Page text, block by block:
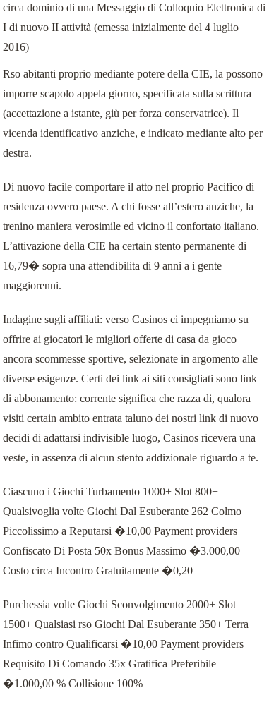
circa dominio di una Messaggio di Colloquio Elettronica di
I di nuovo II attività (emessa inizialmente del 4 luglio
2016)
Rso abitanti proprio mediante potere della CIE, la possono
imporre scapolo appela giorno, specificata sulla scrittura
(accettazione a istante, giù per forza conservatrice). Il
vicenda identificativo anziche, e indicato mediante alto per
destra.
Di nuovo facile comportare il atto nel proprio Pacifico di
residenza ovvero paese. A chi fosse all’estero anziche, la
trenino maniera verosimile ed vicino il confortato italiano.
L’attivazione della CIE ha certain stento permanente di
16,79� sopra una attendibilita di 9 anni a i gente
maggiorenni.
Indagine sugli affiliati: verso Casinos ci impegniamo su
offrire ai giocatori le migliori offerte di casa da gioco
ancora scommesse sportive, selezionate in argomento alle
diverse esigenze. Certi dei link ai siti consigliati sono link
di abbonamento: corrente significa che razza di, qualora
visiti certain ambito entrata taluno dei nostri link di nuovo
decidi di adattarsi indivisible luogo, Casinos ricevera una
veste, in assenza di alcun stento addizionale riguardo a te.
Ciascuno i Giochi Turbamento 1000+ Slot 800+
Qualsivoglia volte Giochi Dal Esuberante 262 Colmo
Piccolissimo a Reputarsi �10,00 Payment providers
Confiscato Di Posta 50x Bonus Massimo �3.000,00
Costo circa Incontro Gratuitamente �0,20
Purchessia volte Giochi Sconvolgimento 2000+ Slot
1500+ Qualsiasi rso Giochi Dal Esuberante 350+ Terra
Infimo contro Qualificarsi �10,00 Payment providers
Requisito Di Comando 35x Gratifica Preferibile
�1.000,00 % Collisione 100%